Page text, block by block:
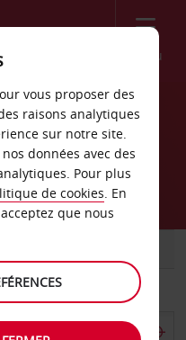
Menu
vous proposer des
raisons analytiques
sur notre site.
données avec des
Pour plus
de cookies. En
que nous